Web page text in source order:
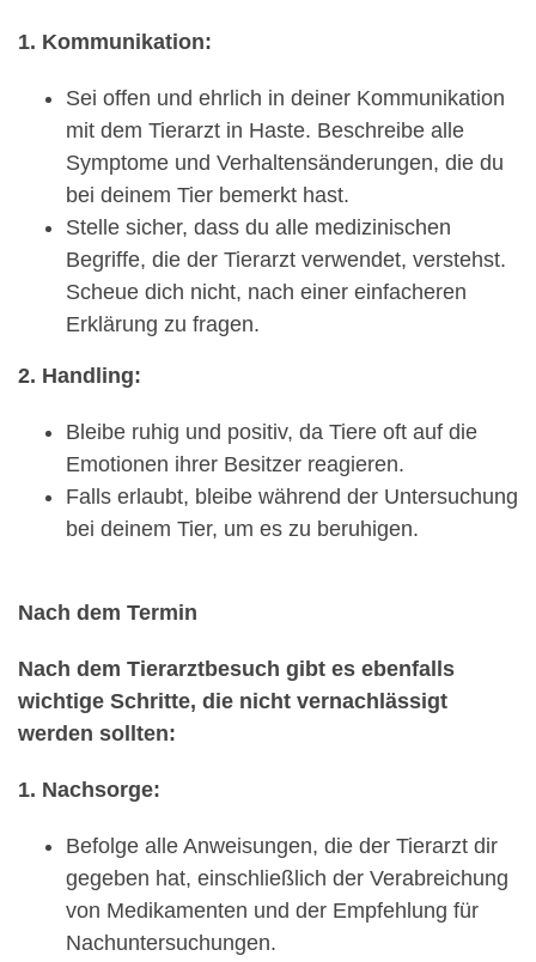
1. Kommunikation:
Sei offen und ehrlich in deiner Kommunikation
mit dem Tierarzt in Haste. Beschreibe alle
Symptome und Verhaltensänderungen, die du
bei deinem Tier bemerkt hast.
Stelle sicher, dass du alle medizinischen
Begriffe, die der Tierarzt verwendet, verstehst.
Scheue dich nicht, nach einer einfacheren
Erklärung zu fragen.
2. Handling:
Bleibe ruhig und positiv, da Tiere oft auf die
Emotionen ihrer Besitzer reagieren.
Falls erlaubt, bleibe während der Untersuchung
bei deinem Tier, um es zu beruhigen.
Nach dem Termin
Nach dem Tierarztbesuch gibt es ebenfalls
wichtige Schritte, die nicht vernachlässigt
werden sollten:
1. Nachsorge:
Befolge alle Anweisungen, die der Tierarzt dir
gegeben hat, einschließlich der Verabreichung
von Medikamenten und der Empfehlung für
Nachuntersuchungen.